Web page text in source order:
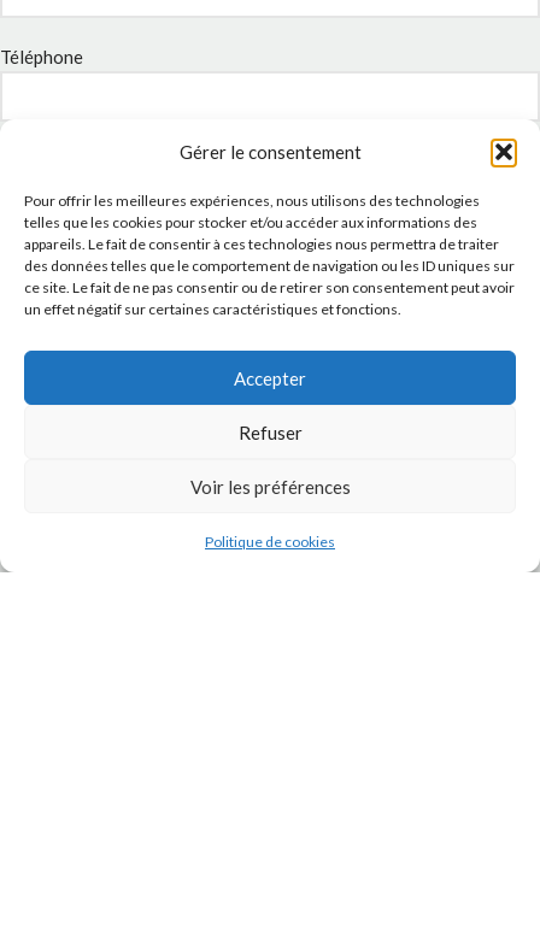
Gérer le consentement
Pour offrir les meilleures expériences, nous utilisons des technologies
telles que les cookies pour stocker et/ou accéder aux informations des
appareils. Le fait de consentir à ces technologies nous permettra de traiter
des données telles que le comportement de navigation ou les ID uniques sur
ce site. Le fait de ne pas consentir ou de retirer son consentement peut avoir
un effet négatif sur certaines caractéristiques et fonctions.
Accepter
Refuser
Voir les préférences
Politique de cookies
Téléphone
Message
Politique de confidentialitéde ce site.